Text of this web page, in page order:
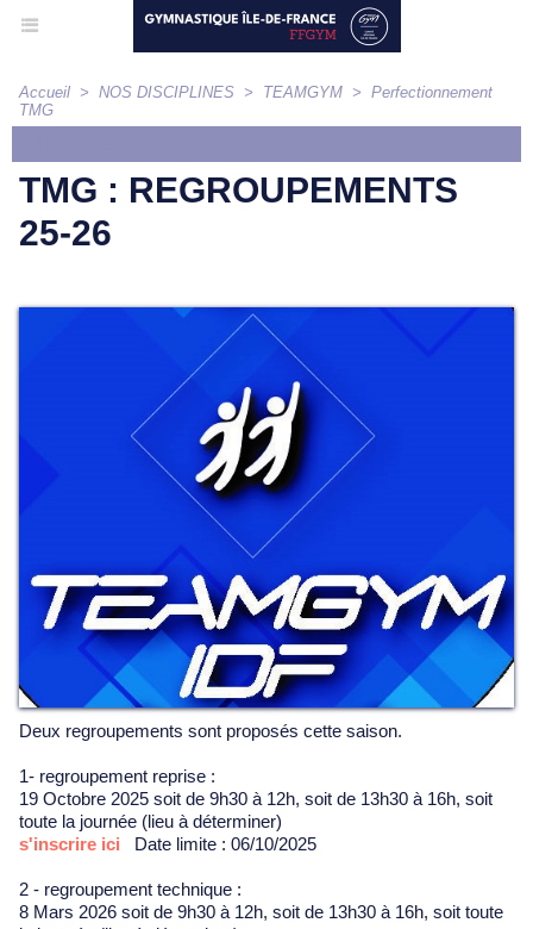
Accueil > NOS DISCIPLINES > TEAMGYM > Perfectionnement
TMG
TMG : REGROUPEMENTS
25-26
Deux regroupements sont proposés cette saison.
1- regroupement reprise :
19 Octobre 2025 soit de 9h30 à 12h, soit de 13h30 à 16h, soit
toute la journée (lieu à déterminer)
s'inscrire ici Date limite : 06/10/2025
2 - regroupement technique :
8 Mars 2026 soit de 9h30 à 12h, soit de 13h30 à 16h, soit toute